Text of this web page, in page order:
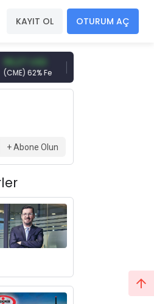
KAYIT OL OTURUM AÇ
Fe
377,25 USD
Gemi Söküm
+ Abone Olun